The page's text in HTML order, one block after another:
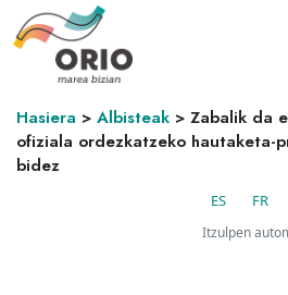
Hasiera > Albisteak > Zabalik da
ofiziala ordezkatzeko hautaketa-
bidez
ES FR
Itzulpen